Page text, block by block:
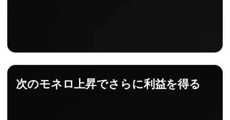
次のモネロ上昇でさらに利益を得る